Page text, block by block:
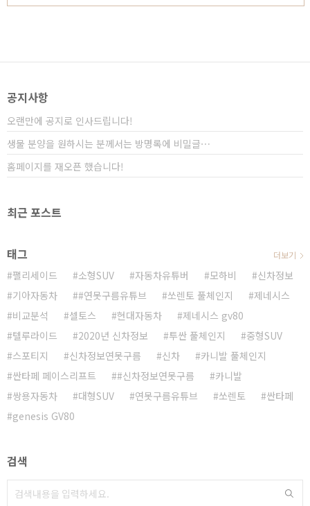
사전 계약 판매량의 역사를 기록하게 되었습니다. 특히
대폭 강화되면서 가격도 높..
공지사항
오랜만에 공지로 인사드립니다!
생물 분양을 원하시는 분께서는 방명록에 비밀글⋯
홈페이지를 재오픈 했습니다!
최근 포스트
태그
팰리세이드 소형SUV 자동차유튜버 모하비
신차정보
기아자동차
#연못구름유튜브 쏘렌토 풀체인지
제네시스
비교분석
셀토스 현대자동차
제네시스 gv80
텔루라이드
2020년 신차정보 투싼 풀체인지
중형SUV
스포티지
신차정보연못구름 신차
카니발 풀체인지
싼타페 페이스리프트
#신차정보연못구름
카니발
쌍용자동차
대형SUV 연못구름유튜브 쏘렌토
싼타페
genesis GV80
더보기
검색